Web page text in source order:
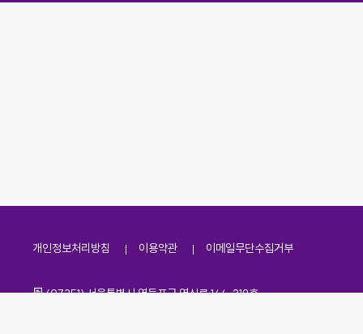
개인정보처리방침 이용약관 이메일무단수집거부
주소
(07251) 서울특별시 영등포구 영신로 166, 319호